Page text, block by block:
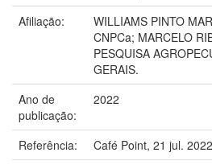
Afiliação:
WILLIAMS PINTO
CNPCa; MARCELO
PESQUISA
GERAIS.
Ano de
publicação:
2022
Referência:
Café Point, 21 jul.